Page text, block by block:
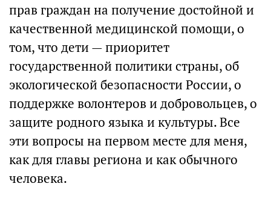
прав граждан на получение достойной и
качественной медицинской помощи, о
том, что дети — приоритет
государственной политики страны, об
экологической безопасности России, о
поддержке волонтеров и добровольцев, о
защите родного языка и культуры. Все
эти вопросы на первом месте для меня,
как для главы региона и как обычного
человека.